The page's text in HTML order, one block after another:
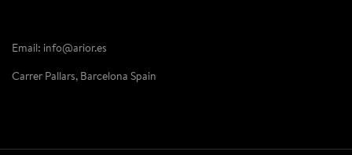
Email: info@arior.es
Carrer Pallars, Barcelona Spain